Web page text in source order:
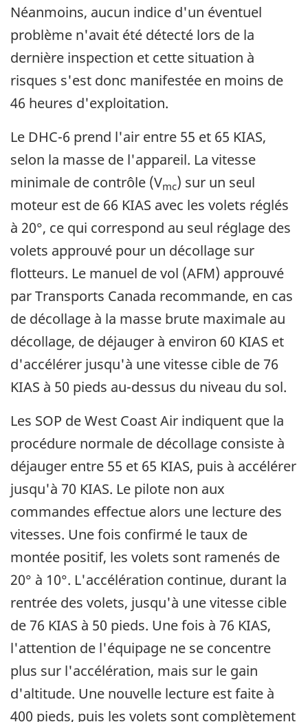
Néanmoins, aucun indice d'un éventuel
problème n'avait été détecté lors de la
dernière inspection et cette situation à
risques s'est donc manifestée en moins de
46 heures d'exploitation.
Le DHC-6 prend l'air entre 55 et 65 KIAS,
selon la masse de l'appareil. La vitesse
minimale de contrôle (Vmc) sur un seul
moteur est de 66 KIAS avec les volets réglés
à 20°, ce qui correspond au seul réglage des
volets approuvé pour un décollage sur
flotteurs. Le manuel de vol (AFM) approuvé
par Transports Canada recommande, en cas
de décollage à la masse brute maximale au
décollage, de déjauger à environ 60 KIAS et
d'accélérer jusqu'à une vitesse cible de 76
KIAS à 50 pieds au-dessus du niveau du sol.
Les SOP de West Coast Air indiquent que la
procédure normale de décollage consiste à
déjauger entre 55 et 65 KIAS, puis à accélérer
jusqu'à 70 KIAS. Le pilote non aux
commandes effectue alors une lecture des
vitesses. Une fois confirmé le taux de
montée positif, les volets sont ramenés de
20° à 10°. L'accélération continue, durant la
rentrée des volets, jusqu'à une vitesse cible
de 76 KIAS à 50 pieds. Une fois à 76 KIAS,
l'attention de l'équipage ne se concentre
plus sur l'accélération, mais sur le gain
d'altitude. Une nouvelle lecture est faite à
400 pieds, puis les volets sont complètement